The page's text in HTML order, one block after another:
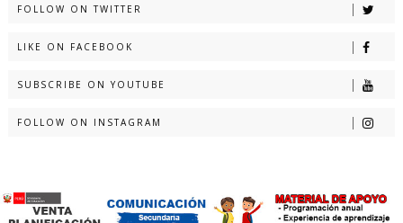
FOLLOW ON TWITTER
LIKE ON FACEBOOK
SUBSCRIBE ON YOUTUBE
FOLLOW ON INSTAGRAM